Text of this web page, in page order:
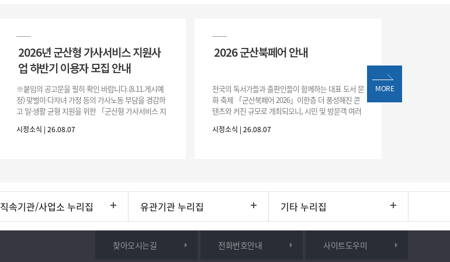
2026년 군산형 가사서비스 지원사
업 하반기 이용자 모집 안내
※붙임의 공고문을 필히 확인 바랍니다.(8.11.게시예
정) 맞벌이·다자녀 가정 등의 가사노동 부담을 경감하
고 일·생활 균형 지원을 위한 「군산형 가사서비스 지
니 많은 참여 바랍니다. 1
시정소식 | 26.08.07
2026 군산북페어 안내
전국의 독서가들과 출판인들이 함께하는 대표 도서 문
화 축제 「군산북페어 2026」이한층 더 풍성해진 콘
텐츠와 커진 규모로 개최되오니, 시민 및 방문객 여러
간: 2026. 8. 28.
시정소식 | 26.08.07
MORE
직속기관/사업소 누리집 유관기관 누리집 기타 누리집
찾아오시는길 전화번호안내 사이트도우미